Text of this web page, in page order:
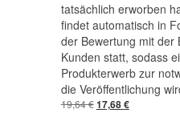
tatsächlich erworben
findet automatisch in
der Bewertung mit der
Kunden statt, sodass
Produkterwerb zur
die Veröffentlichung
19,64€Ursprünglicher
17,68€Aktueller